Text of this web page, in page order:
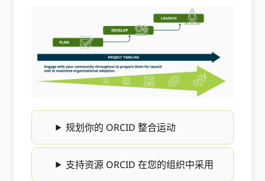
规划你的 ORCID 整合运动
支持资源 ORCID 在您的组织中采用